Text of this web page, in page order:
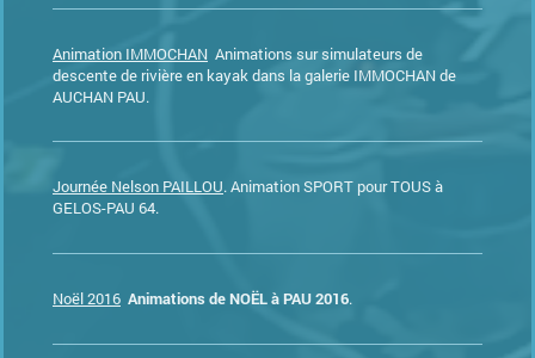
Animation IMMOCHAN Animations sur simulateurs de
descente de rivière en kayak dans la galerie IMMOCHAN de
AUCHAN PAU.
Journée Nelson PAILLOU. Animation SPORT pour TOUS à
GELOS-PAU 64.
Noël 2016 Animations de NOËL à PAU 2016.